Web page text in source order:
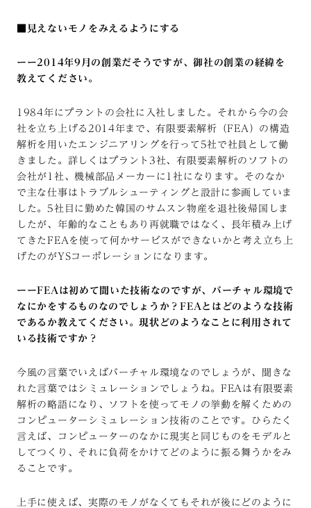
■見えないモノをみえるようにする
ーー2014年9月の創業だそうですが、御社の創業の経緯を
教えてください。
1984年にプラントの会社に入社しました。それから今の会
社を立ち上げる2014年まで、有限要素解析（FEA）の構造
解析を用いたエンジニアリングを行って5社で社員として働
きました。詳しくはプラント3社、有限要素解析のソフトの
会社が1社、機械部品メーカーに1社になります。そのなか
で主な仕事はトラブルシューティングと設計に参画していま
した。5社目に勤めた韓国のサムスン物産を退社後帰国しま
したが、年齢的なこともあり再就職ではなく、長年積み上げ
てきたFEAを使って何かサービスができないかと考え立ち上
げたのがYSコーポレーションになります。
ーーFEAは初めて聞いた技術なのですが、バーチャル環境で
なにかをするものなのでしょうか？FEAとはどのような技術
であるか教えてください。現状どのようなことに利用されて
いる技術ですか？
今風の言葉でいえばバーチャル環境なのでしょうが、聞きな
れた言葉ではシミュレーションでしょうね。FEAは有限要素
解析の略語になり、ソフトを使ってモノの挙動を解くための
コンピューターシミュレーション技術のことです。ひらたく
言えば、コンピューターのなかに現実と同じものをモデルと
してつくり、それに負荷をかけてどのように振る舞うかをみ
ることです。
上手に使えば、実際のモノがなくてもそれが後にどのように